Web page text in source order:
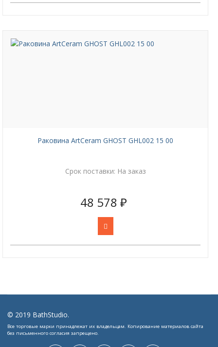
Раковина ArtCeram GHOST GHL002 15 00
Срок поставки: На заказ
48 578 ₽
Jshopping
++
Товары к сравнению
© 2019 BathStudio.
Все торговые марки принадлежат их владельцам. Копирование материалов сайта
без письменного согласия запрещено.